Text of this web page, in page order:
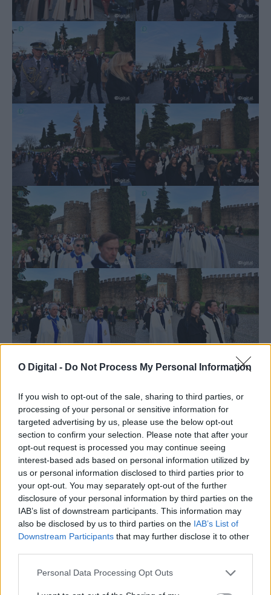
O Digital - Do Not Process My Personal Information
If you wish to opt-out of the sale, sharing to third parties, or
processing of your personal or sensitive information for
targeted advertising by us, please use the below opt-out
section to confirm your selection. Please note that after your
opt-out request is processed you may continue seeing
interest-based ads based on personal information utilized by
us or personal information disclosed to third parties prior to
your opt-out. You may separately opt-out of the further
disclosure of your personal information by third parties on the
IAB’s list of downstream participants. This information may
also be disclosed by us to third parties on the IAB’s List of
Downstream Participants that may further disclose it to other
Personal Data Processing Opt Outs